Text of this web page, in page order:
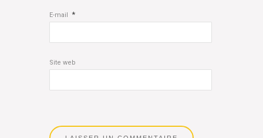
E-mail *
Site web